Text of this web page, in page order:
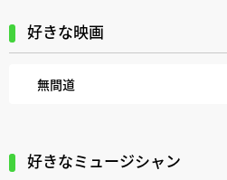
好きな映画
無間道
好きなミュージシャン